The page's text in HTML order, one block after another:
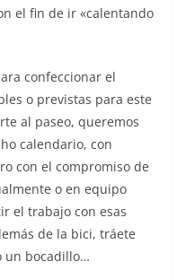
el fin de ir «calentando
confeccionar el
o previstas para este
al paseo, queremos
calendario, con
con el compromiso de
o en equipo
el trabajo con esas
de la bici, tráete
un bocadillo…